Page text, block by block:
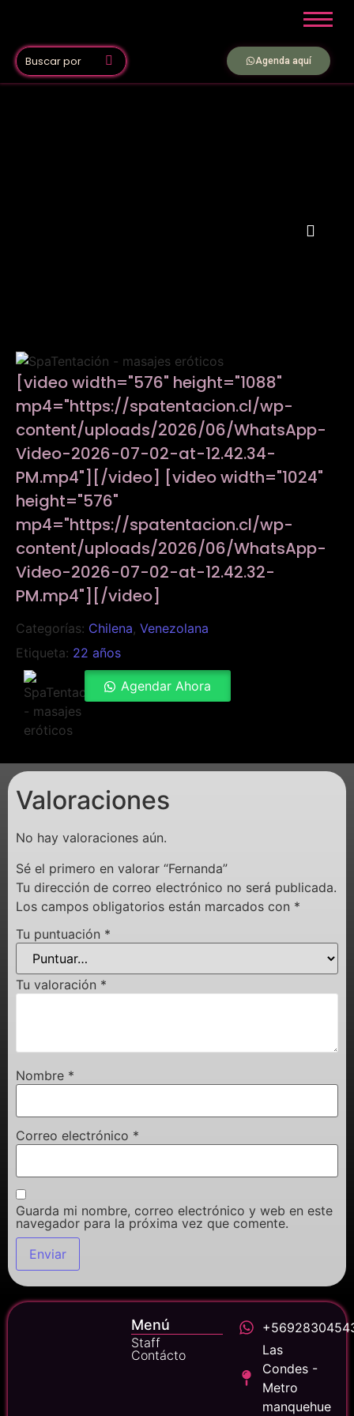
Agenda aquí
[video width="576" height="1088"
mp4="https://spatentacion.cl/wp-
content/uploads/2026/06/WhatsApp-
Video-2026-07-02-at-12.42.34-
PM.mp4"][/video] [video width="1024"
height="576"
mp4="https://spatentacion.cl/wp-
content/uploads/2026/06/WhatsApp-
Video-2026-07-02-at-12.42.32-
PM.mp4"][/video]
Categorías: Chilena, Venezolana
Etiqueta: 22 años
Agendar Ahora
Valoraciones
No hay valoraciones aún.
Sé el primero en valorar “Fernanda”
Tu dirección de correo electrónico no será publicada.
Los campos obligatorios están marcados con *
Tu puntuación *
Tu valoración *
Nombre *
Correo electrónico *
Guarda mi nombre, correo electrónico y web en este
navegador para la próxima vez que comente.
Menú
Staff
Contácto
Las
Condes -
Metro
manquehue